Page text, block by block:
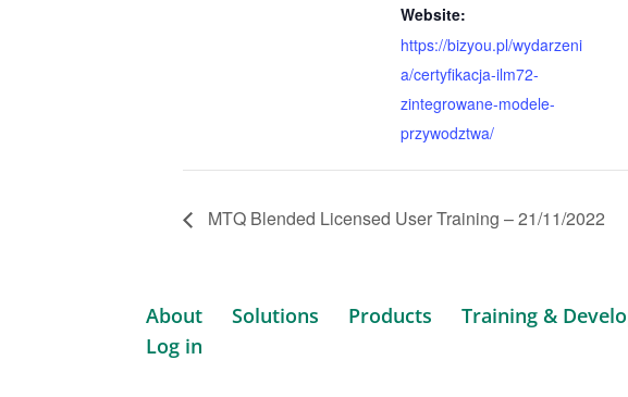
Website:
https://bizyou.pl/wydarzeni
a/certyfikacja-ilm72-
zintegrowane-modele-
przywodztwa/
MTQ Blended Licensed User Training – 21/11/2022
About Solutions Products Training &
Log in